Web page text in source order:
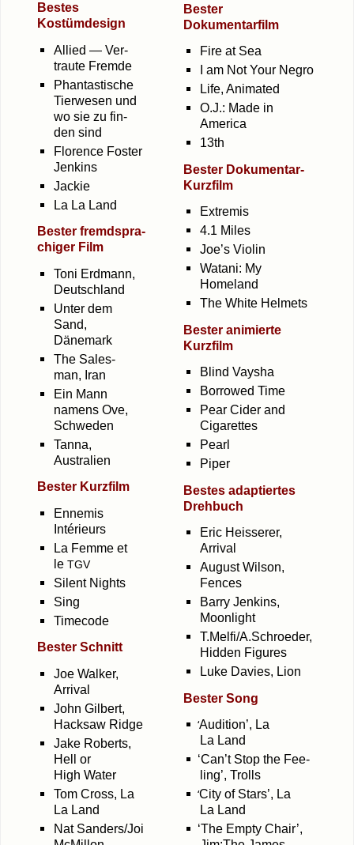
Bes­tes
Kostümdesign
Allied — Ver­
trau­te Fremde
Phan­tas­ti­sche
Tier­we­sen und
wo sie zu fin­
den sind
Flo­rence Fos­ter
Jenkins
Jackie
La La Land
Bes­ter fremd­spra­
chi­ger Film
Toni Erd­mann,
Deutschland
Unter dem
Sand,
Dänemark
The Sales­
man, Iran
Ein Mann
namens Ove,
Schweden
Tan­na,
Australien
Bes­ter Kurzfilm
Enne­mis
Intérieurs
La Femme et
leTGV
Silent Nights
Sing
Time­code
Bes­ter Schnitt
Joe Wal­ker,
Arrival
John Gil­bert,
Hack­saw Ridge
Jake Roberts,
Hell or
High Water
Tom Cross, La
La Land
Nat Sanders/Joi
Bes­ter
Dokumentarfilm
Fire at Sea
I am Not Your Negro
Life, Ani­ma­ted
O.J.: Made in
America
13th
Bes­ter Dokumentar-
Kurzfilm
Extre­mis
4.1 Miles
Joe’s Vio­lin
Wata­ni: My
Homeland
The White Helmets
Bes­ter ani­mier­te
Kurzfilm
Blind Vay­sha
Bor­ro­wed Time
Pear Cider and
Cigarettes
Pearl
Piper
Bes­tes adap­tier­tes
Drehbuch
Eric Heis­se­rer,
Arrival
August Wil­son,
Fences
Bar­ry Jenk­ins,
Moonlight
T.Melfi/A.Schroeder,
Hid­den Figures
Luke Davies, Lion
Bes­ter Song
‘Audi­tion’, La
La Land
‘Can’t Stop the Fee­
ling’, Trolls
‘City of Stars’, La
La Land
‘The Emp­ty Chair’,